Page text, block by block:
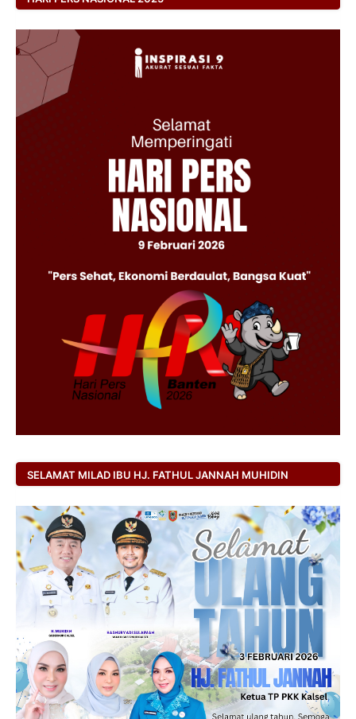
SELAMAT MILAD IBU HJ. FATHUL JANNAH MUHIDIN